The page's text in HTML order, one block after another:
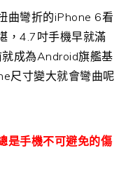
曲彎折的iPhone 6看
，4.7吋手機早就滿
成為Android旗艦基
尺寸變大就會彎曲呢
是手機不可避免的傷